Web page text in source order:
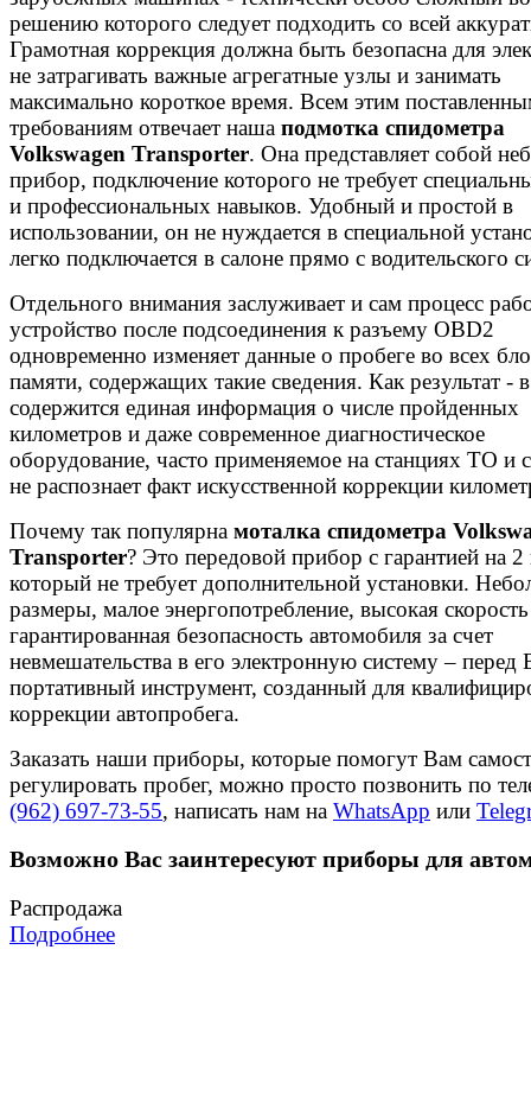
решению которого следует подходить со всей
Грамотная коррекция должна быть безопасна для
не затрагивать важные агрегатные узлы и занимать
максимально короткое время. Всем этим
требованиям отвечает наша подмотка спидометра
Volkswagen Transporter. Она представляет собой
прибор, подключение которого не требует
и профессиональных навыков. Удобный и простой в
использовании, он не нуждается в специальной
легко подключается в салоне прямо с водительского
Отдельного внимания заслуживает и сам процесс
устройство после подсоединения к разъему OBD2
одновременно изменяет данные о пробеге во всех
памяти, содержащих такие сведения. Как результат -
содержится единая информация о числе пройденных
километров и даже современное диагностическое
оборудование, часто применяемое на станциях ТО и
не распознает факт искусственной коррекции
Почему так популярна моталка спидометра
Transporter? Это передовой прибор с гарантией на 2
который не требует дополнительной установки.
размеры, малое энергопотребление, высокая
гарантированная безопасность автомобиля за счет
невмешательства в его электронную систему – перед
портативный инструмент, созданный для
коррекции автопробега.
Заказать наши приборы, которые помогут Вам
регулировать пробег, можно просто позвонить по
(962) 697-73-55, написать нам на WhatsApp или
Возможно Вас заинтересуют приборы для
Распродажа
Подробнее